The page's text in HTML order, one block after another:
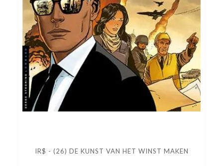
IR$ - (26) DE KUNST VAN HET WINST MAKEN